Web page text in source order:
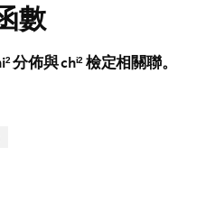
數
2分佈與chi2 檢定相關聯。